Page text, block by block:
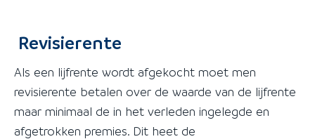
Revisierente
Als een lijfrente wordt afgekocht moet men
revisierente betalen over de waarde van de lijfrente
maar minimaal de in het verleden ingelegde en
afgetrokken premies. Dit heet de